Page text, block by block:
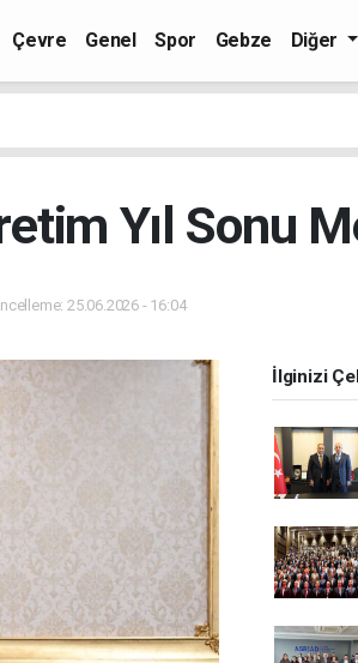
Çevre Genel Spor Gebze Diğer
Yıl Sonu
25.06.2026 - 16:04
İlginizi